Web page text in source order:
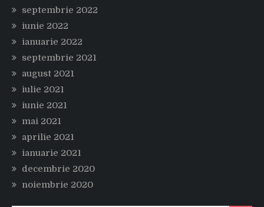
septembrie 2022
iunie 2022
ianuarie 2022
septembrie 2021
august 2021
iulie 2021
iunie 2021
mai 2021
aprilie 2021
ianuarie 2021
decembrie 2020
noiembrie 2020